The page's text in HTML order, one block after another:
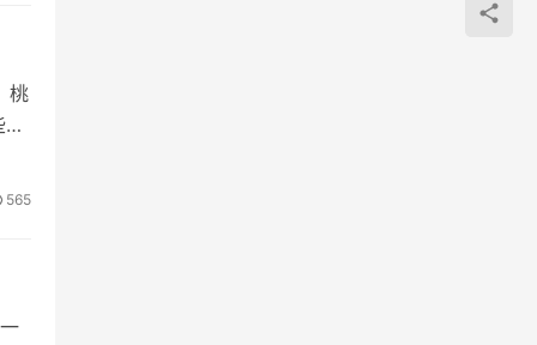
桃
565